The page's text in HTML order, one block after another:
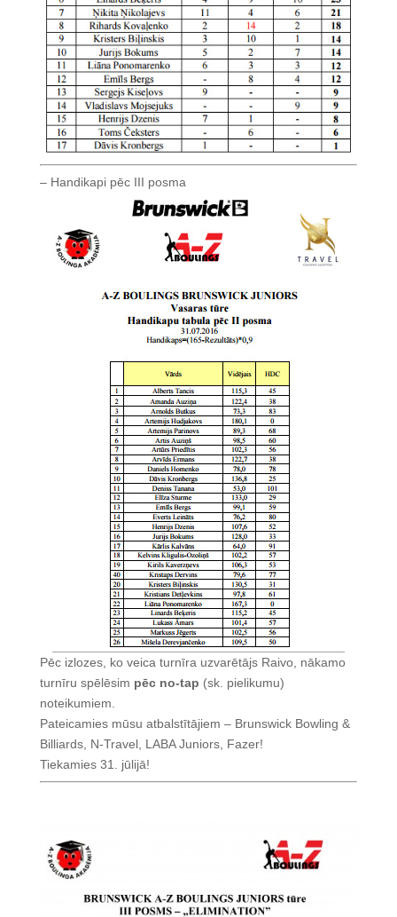
– Handikapi pēc III posma
Pēc izlozes, ko veica turnīra uzvarētājs Raivo, nākamo
turnīru spēlēsim pēc no-tap (sk. pielikumu)
noteikumiem.
Pateicamies mūsu atbalstītājiem – Brunswick Bowling &
Billiards, N-Travel, LABA Juniors, Fazer!
Tiekamies 31. jūlijā!